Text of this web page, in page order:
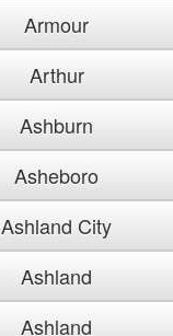
Armour
Arthur
Ashburn
Asheboro
Ashland City
Ashland
Ashland